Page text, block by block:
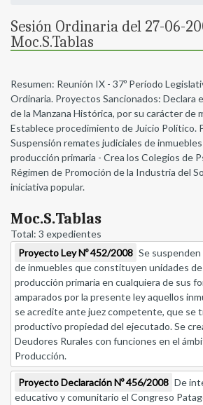
Sesión Ordinaria del 27-06-
Moc.S.Tablas
Resumen: Reunión IX - 37º Período
Ordinaria. Proyectos Sancionados: Declara
de la Manzana Histórica, por su carácter de
Establece procedimiento de Juicio Político.
Suspensión remates judiciales de
producción primaria - Crea los Colegios de
Régimen de Promoción de la Industria del
iniciativa popular.
Moc.S.Tablas
Total: 3 expedientes
Proyecto Ley Nº 452/2008 Se
de inmuebles que constituyen unidades
producción primaria en cualquiera de sus
amparados por la presente ley aquellos
se acredite ante juez competente, que se
productivo propiedad del ejecutado. Se
Deudores Rurales con funciones en el
Producción.
Proyecto Declaración Nº 456/2008 De
educativo y comunitario el Congreso